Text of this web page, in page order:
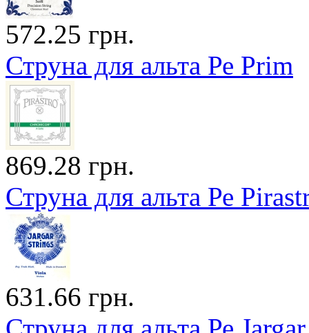
572.25 грн.
Струна для альта Ре Prim
869.28 грн.
Струна для альта Ре
631.66 грн.